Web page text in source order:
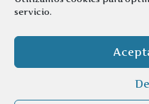
servicio.